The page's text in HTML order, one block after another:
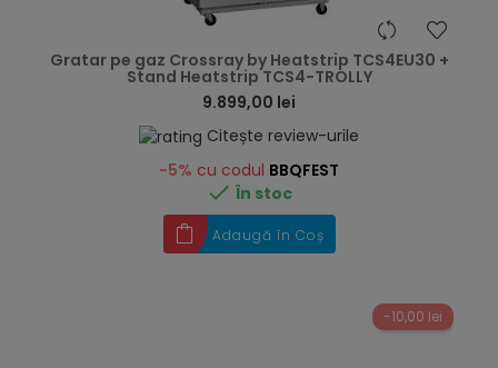
Gratar pe gaz Crossray by Heatstrip TCS4EU30 +
Stand Heatstrip TCS4-TROLLY
9.899,00 lei
Citește review-urile
-5% cu codul BBQFEST
 În stoc
Adaugă în Coș
-10,00 lei